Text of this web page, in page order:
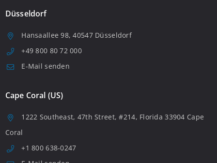
Düsseldorf
Hansaallee 98, 40547 Düsseldorf
+49 800 80 72 000
E-Mail senden
Cape Coral (US)
1222 Southeast, 47th Street, #214, Florida 33904 Cape
Coral
+1 800 638-0247